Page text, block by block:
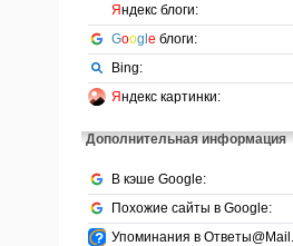
Яндекс блоги:
Google блоги:
Bing:
Яндекс картинки:
Дополнительная информация
В кэше Google:
Похожие сайты в Google:
Упоминания в